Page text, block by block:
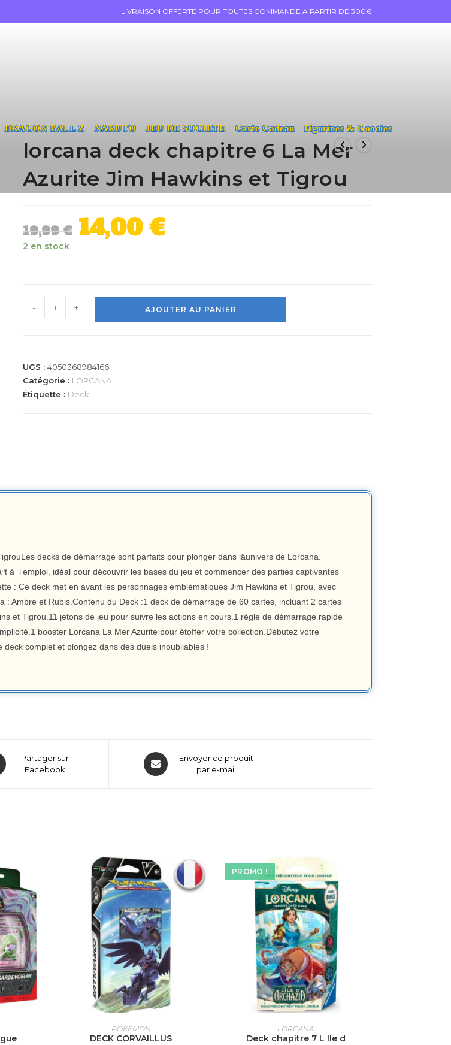
LIVRAISON OFFERTE POUR TOUTES COMMANDE A PARTIR DE 300€
DRAGON BALL Z NARUTO JEU DE SOCIETE Carte Cadeau Figurines & Goodies
lorcana deck chapitre 6 La Mer
Azurite Jim Hawkins et Tigrou
19,99€ 14,00 €
2 en stock
- + AJOUTER AU PANIER
UGS : 4050368984166
Catégorie : LORCANA
Étiquette : Deck
decks de démarrage sont parfaits pour plonger dans lâunivers de Lorcana.
à l’emploi, idéal pour découvrir les bases du jeu et commencer des parties captivantes
: Ce deck met en avant les personnages emblématiques Jim Hawkins et Tigrou, avec
: Ambre et Rubis.Contenu du Deck :1 deck de démarrage de 60 cartes, incluant 2 cartes
et Tigrou.11 jetons de jeu pour suivre les actions en cours.1 règle de démarrage rapide
booster Lorcana La Mer Azurite pour étoffer votre collection.Débutez votre
deck complet et plongez dans des duels inoubliables !
Partager sur
Facebook
Envoyer ce produit
par e-mail
AJOUTER AU PANIER
POKEMON
DECK CORVAILLUS
PROMO !
AJOUTER AU PANIER
LORCANA
Deck chapitre 7 L Ile d